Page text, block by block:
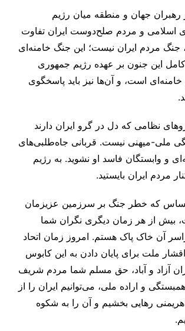
رهبران جهان و منطقه میان رژیم
اسلامی و مردم صلح‌دوست ایران تفاوت
جنگ مردم ایران نیست؛ این جنگ خامنه‌ای
این جنون بر عهده رژیم جمهوری
است، و آن‌ها نیز باید پاسخگوی
نظامی که دل در گرو ایران دارند
ملی-میهنی نیست. قربانی جاه‌طلبی‌های
و وابستگان فاسد او نشوید. به رژیم
مردم ایران بایستید.
که خطر جنگ بر سرزمین عزیزمان
بیش از هر زمان دیگری نگران شما
آن خاک پاک هستم. امروز زمان اتحاد
ملت برای پایان دادن به این کابوس
آزاد و آباد، حق مسلم شما مردم شریف
و اراده ملی، می‌توانیم ایران را از
رهایی بخشیم و آن را به شکوه